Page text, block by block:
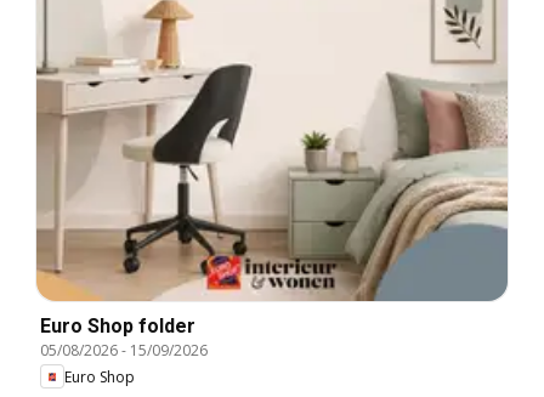
Euro Shop folder
05/08/2026- 15/09/2026
Euro Shop